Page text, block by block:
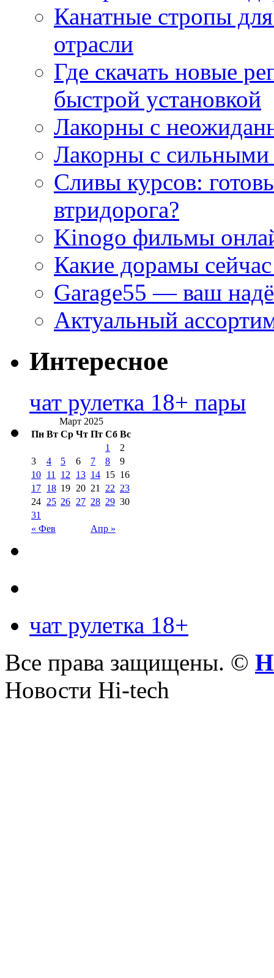
Канатные стропы
отрасли
Где скачать новые
быстрой установкой
Лакорны с
Лакорны с сильными
Сливы курсов:
втридорога?
Kinogo фильмы
Какие дорамы
Garage55 — ваш
Актуальный
Интересное
чат рулетка 18+ пары
Март 2025
Пн Вт Ср Чт Пт Сб Вс
« Фев Апр »
1
2
3
4 5 6 7 8
9
10 11 12 13 14 15 16
17 18 19 20 21 22 23
24 25 26 27 28 29 30
31
чат рулетка 18+
Все права защищены. ©
Новости Hi-tech